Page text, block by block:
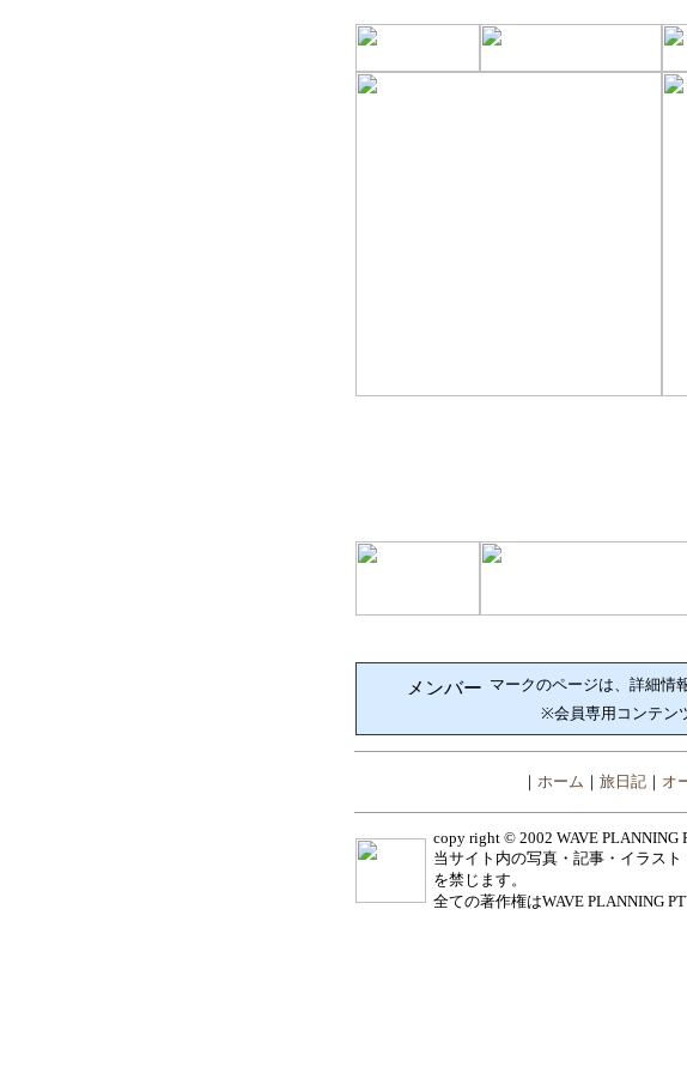
マークのページは、詳細情
※会員専用コンテン
｜ ホーム ｜ 旅日記 ｜ オ
copy right © 2002 WAVE PLANNING
当サイト内の写真・記事・イラス
を禁じます。
全ての著作権はWAVE PLANNING